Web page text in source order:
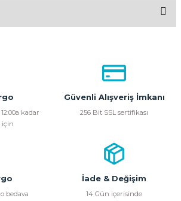
iletebilirsiniz.
için teşekkür ederiz.
eksik bilgiler bulunuyor.
hatalar bulunuyor.
daha pahalı.
farklı alternatifler olmalı.
kadar
için
Güvenli Alışveriş İmkanı
256 Bit SSL sertifikası
bedava
İade & Değişim
14 Gün içerisinde